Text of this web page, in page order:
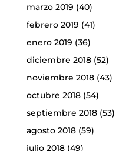
marzo 2019 (40)
febrero 2019 (41)
enero 2019 (36)
diciembre 2018(52)
noviembre 2018(43)
octubre 2018(54)
septiembre 2018(53)
agosto 2018(59)
julio 2018(49)